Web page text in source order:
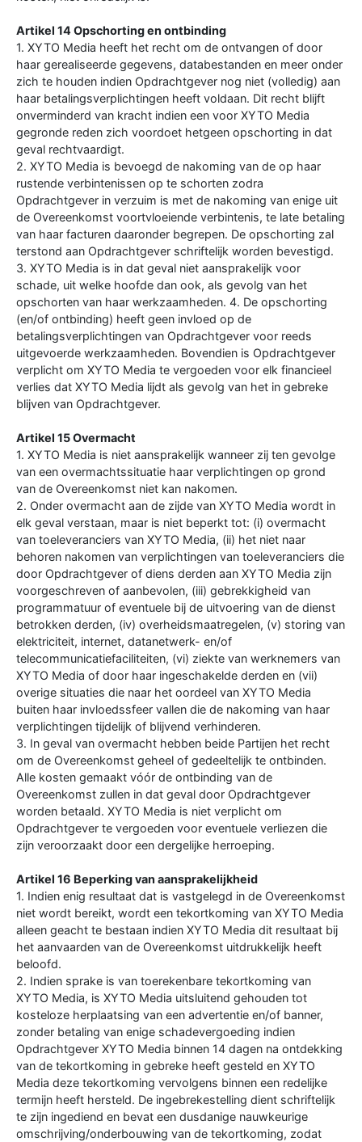
Artikel 14 Opschorting en ontbinding
1. XYTO Media heeft het recht om de ontvangen of door
haar gerealiseerde gegevens, databestanden en meer onder
zich te houden indien Opdrachtgever nog niet (volledig) aan
haar betalingsverplichtingen heeft voldaan. Dit recht blijft
onverminderd van kracht indien een voor XYTO Media
gegronde reden zich voordoet hetgeen opschorting in dat
geval rechtvaardigt.
2. XYTO Media is bevoegd de nakoming van de op haar
rustende verbintenissen op te schorten zodra
Opdrachtgever in verzuim is met de nakoming van enige uit
de Overeenkomst voortvloeiende verbintenis, te late betaling
van haar facturen daaronder begrepen. De opschorting zal
terstond aan Opdrachtgever schriftelijk worden bevestigd.
3. XYTO Media is in dat geval niet aansprakelijk voor
schade, uit welke hoofde dan ook, als gevolg van het
opschorten van haar werkzaamheden. 4. De opschorting
(en/of ontbinding) heeft geen invloed op de
betalingsverplichtingen van Opdrachtgever voor reeds
uitgevoerde werkzaamheden. Bovendien is Opdrachtgever
verplicht om XYTO Media te vergoeden voor elk financieel
verlies dat XYTO Media lijdt als gevolg van het in gebreke
blijven van Opdrachtgever.
Artikel 15 Overmacht
1. XYTO Media is niet aansprakelijk wanneer zij ten gevolge
van een overmachtssituatie haar verplichtingen op grond
van de Overeenkomst niet kan nakomen.
2. Onder overmacht aan de zijde van XYTO Media wordt in
elk geval verstaan, maar is niet beperkt tot: (i) overmacht
van toeleveranciers van XYTO Media, (ii) het niet naar
behoren nakomen van verplichtingen van toeleveranciers die
door Opdrachtgever of diens derden aan XYTO Media zijn
voorgeschreven of aanbevolen, (iii) gebrekkigheid van
programmatuur of eventuele bij de uitvoering van de dienst
betrokken derden, (iv) overheidsmaatregelen, (v) storing van
elektriciteit, internet, datanetwerk- en/of
telecommunicatiefaciliteiten, (vi) ziekte van werknemers van
XYTO Media of door haar ingeschakelde derden en (vii)
overige situaties die naar het oordeel van XYTO Media
buiten haar invloedssfeer vallen die de nakoming van haar
verplichtingen tijdelijk of blijvend verhinderen.
3. In geval van overmacht hebben beide Partijen het recht
om de Overeenkomst geheel of gedeeltelijk te ontbinden.
Alle kosten gemaakt vóór de ontbinding van de
Overeenkomst zullen in dat geval door Opdrachtgever
worden betaald. XYTO Media is niet verplicht om
Opdrachtgever te vergoeden voor eventuele verliezen die
zijn veroorzaakt door een dergelijke herroeping.
Artikel 16 Beperking van aansprakelijkheid
1. Indien enig resultaat dat is vastgelegd in de Overeenkomst
niet wordt bereikt, wordt een tekortkoming van XYTO Media
alleen geacht te bestaan indien XYTO Media dit resultaat bij
het aanvaarden van de Overeenkomst uitdrukkelijk heeft
beloofd.
2. Indien sprake is van toerekenbare tekortkoming van
XYTO Media, is XYTO Media uitsluitend gehouden tot
kosteloze herplaatsing van een advertentie en/of banner,
zonder betaling van enige schadevergoeding indien
Opdrachtgever XYTO Media binnen 14 dagen na ontdekking
van de tekortkoming in gebreke heeft gesteld en XYTO
Media deze tekortkoming vervolgens binnen een redelijke
termijn heeft hersteld. De ingebrekestelling dient schriftelijk
te zijn ingediend en bevat een dusdanige nauwkeurige
omschrijving/onderbouwing van de tekortkoming, zodat